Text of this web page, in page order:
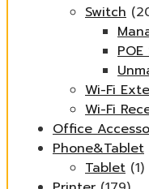
Switch
Wi-Fi
Wi-Fi
Office
Phone&Tablet
Tablet (1)